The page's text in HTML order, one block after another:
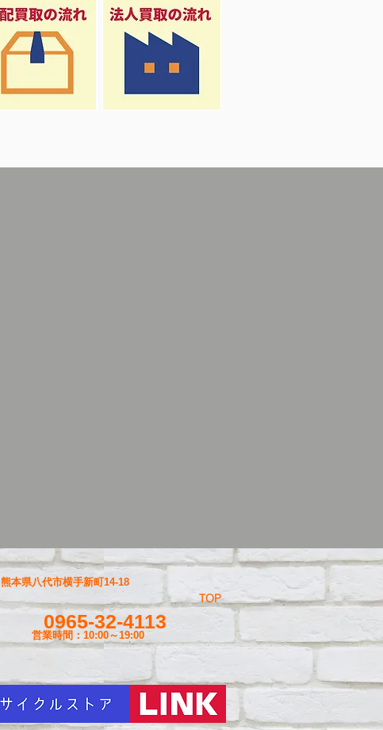
TOP
0965-32-4113
営業時間：10:00～19:00
熊本県八代市横手新町14-18